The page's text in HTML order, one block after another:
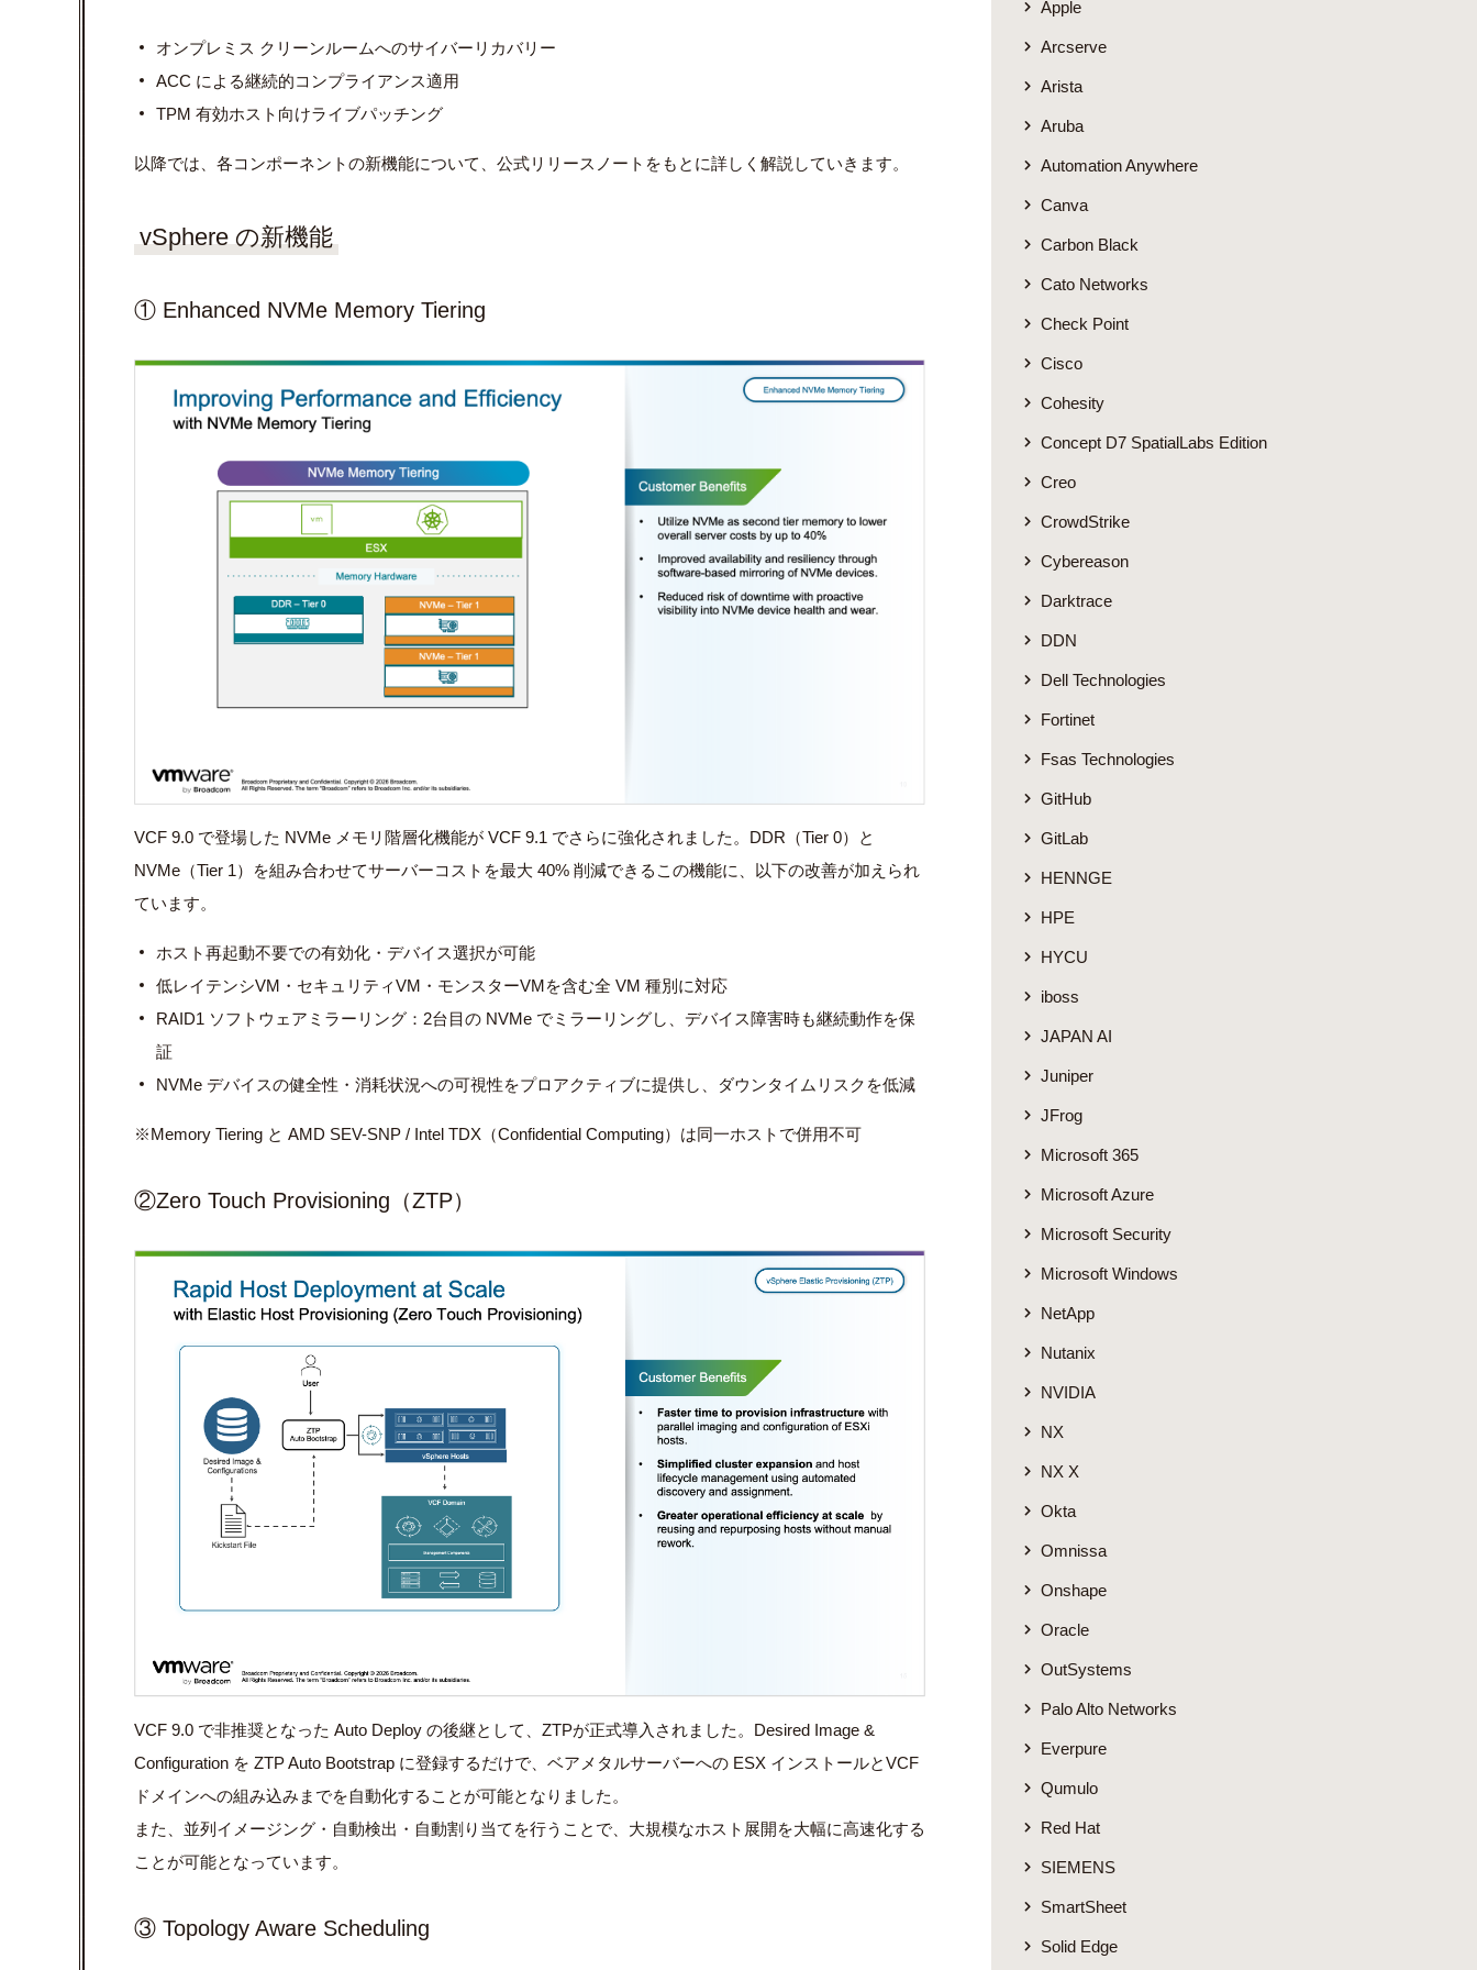
オンプレミス クリーンルームへのサイバーリカバリー
ACC による継続的コンプライアンス適用
TPM 有効ホスト向けライブパッチング
以降では、各コンポーネントの新機能について、公式リリースノートをもとに詳しく解説していきます。
vSphere の新機能
① Enhanced NVMe Memory Tiering
VCF 9.0 で登場した NVMe メモリ階層化機能が VCF 9.1 でさらに強化されました。DDR（Tier 0）と
NVMe（Tier 1）を組み合わせてサーバーコストを最大 40% 削減できるこの機能に、以下の改善が加えられ
ています。
ホスト再起動不要での有効化・デバイス選択が可能
低レイテンシVM・セキュリティVM・モンスターVMを含む全 VM 種別に対応
RAID1 ソフトウェアミラーリング：2台目の NVMe でミラーリングし、デバイス障害時も継続動作を保
証
NVMe デバイスの健全性・消耗状況への可視性をプロアクティブに提供し、ダウンタイムリスクを低減
※Memory Tiering と AMD SEV-SNP / Intel TDX（Confidential Computing）は同一ホストで併用不可
②Zero Touch Provisioning（ZTP）
VCF 9.0 で非推奨となった Auto Deploy の後継として、ZTPが正式導入されました。Desired Image &
Configuration を ZTP Auto Bootstrap に登録するだけで、ベアメタルサーバーへの ESX インストールとVCF
ドメインへの組み込みまでを自動化することが可能となりました。
また、並列イメージング・自動検出・自動割り当てを行うことで、大規模なホスト展開を大幅に高速化する
ことが可能となっています。
③ Topology Aware Scheduling
Apple
Arcserve
Arista
Aruba
Automation Anywhere
Canva
Carbon Black
Cato Networks
Check Point
Cisco
Cohesity
Concept D7 SpatialLabs Edition
Creo
CrowdStrike
Cybereason
Darktrace
DDN
Dell Technologies
Fortinet
Fsas Technologies
GitHub
GitLab
HENNGE
HPE
HYCU
iboss
JAPAN AI
Juniper
JFrog
Microsoft 365
Microsoft Azure
Microsoft Security
Microsoft Windows
NetApp
Nutanix
NVIDIA
NX
NX X
Okta
Omnissa
Onshape
Oracle
OutSystems
Palo Alto Networks
Everpure
Qumulo
Red Hat
SIEMENS
SmartSheet
Solid Edge